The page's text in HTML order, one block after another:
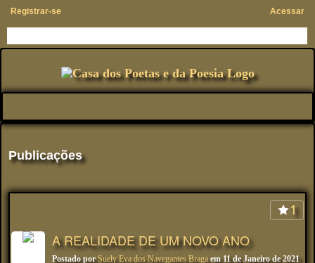
Registrar-se Acessar
Publicações
1
A REALIDADE DE UM NOVO ANO
Postado porSuely Eva dos Navegantes Braga em 11 de Janeiro de 2021